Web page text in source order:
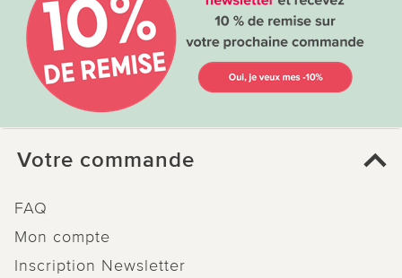
Votre commande
FAQ
Mon compte
Inscription Newsletter